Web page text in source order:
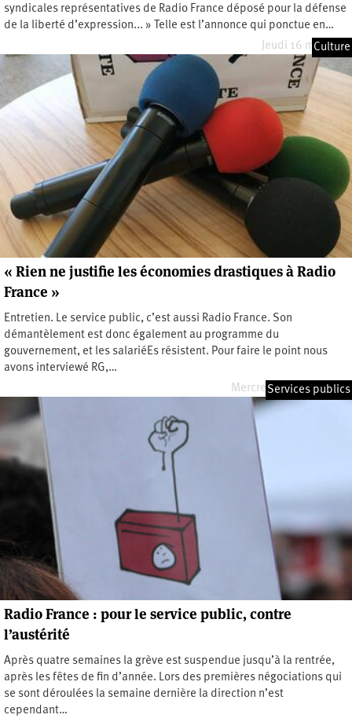
syndicales représentatives de Radio France déposé pour la défense
de la liberté d’expression... » Telle est l’annonce qui ponctue en…
Jeudi 16 mai 2024
Culture
« Rien ne justifie les économies drastiques à Radio
France »
Entretien. Le service public, c’est aussi Radio France. Son
démantèlement est donc également au programme du
gouvernement, et les salariéEs résistent. Pour faire le point nous
avons interviewé RG,…
Mercredi 8 janvier 2020
Services publics
Radio France : pour le service public, contre
l’austérité
Après quatre semaines la grève est suspendue jusqu’à la rentrée,
après les fêtes de fin d’année. Lors des premières négociations qui
se sont déroulées la semaine dernière la direction n’est
cependant…